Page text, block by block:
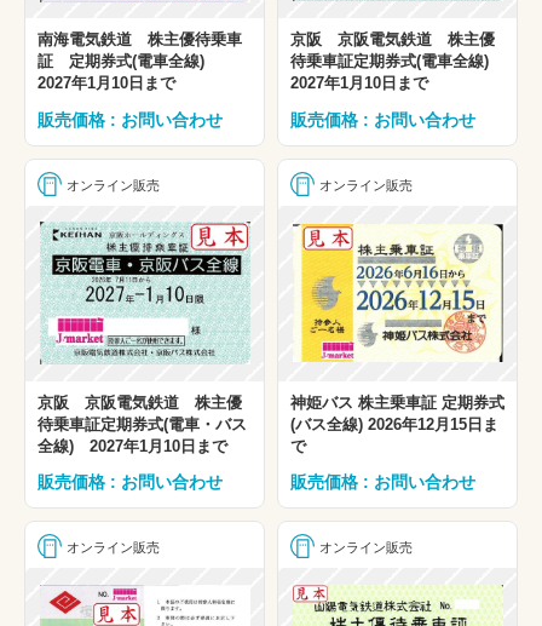
南海電気鉄道 株主優待乗車
証 定期券式(電車全線)
2027年1月10日まで
販売価格 : お問い合わせ
京阪 京阪電気鉄道 株主優
待乗車証定期券式(電車全線)
2027年1月10日まで
販売価格 : お問い合わせ
オンライン販売
京阪 京阪電気鉄道 株主優
待乗車証定期券式(電車・バス
全線) 2027年1月10日まで
販売価格 : お問い合わせ
オンライン販売
神姫バス 株主乗車証 定期券式
(バス全線) 2026年12月15日ま
で
販売価格 : お問い合わせ
オンライン販売 オンライン販売